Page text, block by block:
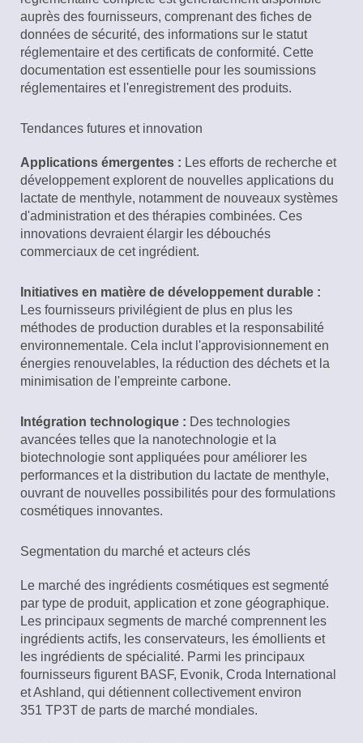
auprès des fournisseurs, comprenant des fiches de
données de sécurité, des informations sur le statut
réglementaire et des certificats de conformité. Cette
documentation est essentielle pour les soumissions
réglementaires et l'enregistrement des produits.
Tendances futures et innovation
Applications émergentes : Les efforts de recherche et
développement explorent de nouvelles applications du
lactate de menthyle, notamment de nouveaux systèmes
d'administration et des thérapies combinées. Ces
innovations devraient élargir les débouchés
commerciaux de cet ingrédient.
Initiatives en matière de développement durable :
Les fournisseurs privilégient de plus en plus les
méthodes de production durables et la responsabilité
environnementale. Cela inclut l'approvisionnement en
énergies renouvelables, la réduction des déchets et la
minimisation de l'empreinte carbone.
Intégration technologique : Des technologies
avancées telles que la nanotechnologie et la
biotechnologie sont appliquées pour améliorer les
performances et la distribution du lactate de menthyle,
ouvrant de nouvelles possibilités pour des formulations
cosmétiques innovantes.
Segmentation du marché et acteurs clés
Le marché des ingrédients cosmétiques est segmenté
par type de produit, application et zone géographique.
Les principaux segments de marché comprennent les
ingrédients actifs, les conservateurs, les émollients et
les ingrédients de spécialité. Parmi les principaux
fournisseurs figurent BASF, Evonik, Croda International
et Ashland, qui détiennent collectivement environ
351 TP3T de parts de marché mondiales.